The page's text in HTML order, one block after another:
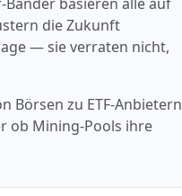
die Zukunft
— sie verraten nicht,
Börsen zu ETF-Anbietern
ob Mining-Pools ihre